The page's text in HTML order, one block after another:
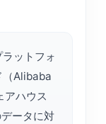
ットフォ
（Alibaba
アハウス
ータに対